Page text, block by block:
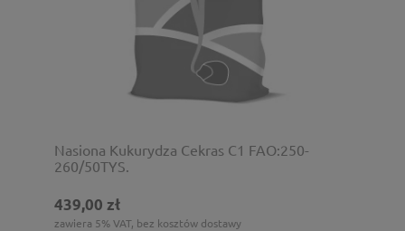
Nasiona Kukurydza Cekras C1 FAO:250-
260/50TYS.
439,00 zł
zawiera 5% VAT, bez kosztów dostawy